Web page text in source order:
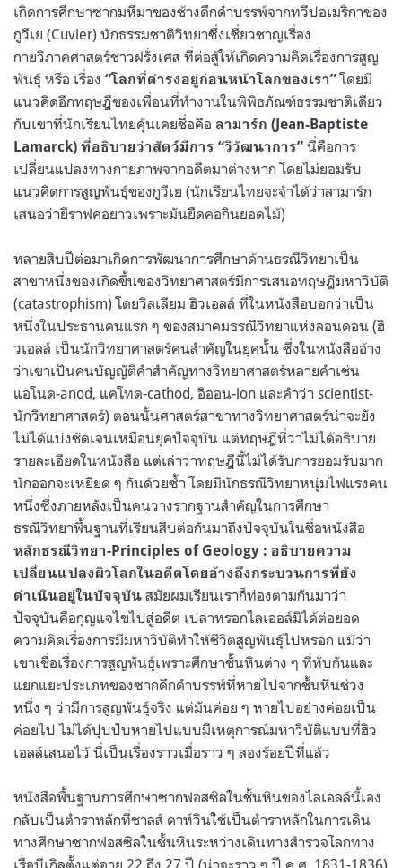
เกิดการศึกษาซากมหึมาของช้างดึกดำบรรพ์จากทวีปอเมริกาของ
กูวีเย (Cuvier) นักธรรมชาติวิทยาซึ่งเชี่ยวชาญเรื่อง
กายวิภาคศาสตร์ชาวฝรั่งเศส ที่ต่อสู้ให้เกิดความคิดเรื่องการสูญ
พันธุ์ หรือ เรื่อง “โลกที่ดำรงอยู่ก่อนหน้าโลกของเรา”โดยมี
แนวคิดอีกทฤษฎีของเพื่อนที่ทำงานในพิพิธภัณฑ์ธรรมชาติเดียว
กับเขาที่นักเรียนไทยคุ้นเคยชื่อคือ ลามาร์ก (Jean-Baptiste
Lamarck) ที่อธิบายว่าสัตว์มีการ “วิวัฒนาการ” นี่คือการ
เปลี่ยนแปลงทางกายภาพจากอดีตมาต่างหาก โดยไม่ยอมรับ
แนวคิดการสูญพันธุ์ของกูวีเย (นักเรียนไทยจะจำได้ว่าลามาร์ก
เสนอว่ายีราฟคอยาวเพราะมันยืดคอกินยอดไม้)
หลายสิบปีต่อมาเกิดการพัฒนาการศึกษาด้านธรณีวิทยาเป็น
สาขาหนึ่งของเกิดขึ้นของวิทยาศาสตร์มีการเสนอทฤษฎีมหาวิบัติ
(catastrophism)โดยวิลเลียม ฮิวเอลล์ ที่ในหนังสือบอกว่าเป็น
หนึ่งในประธานคนแรก ๆ ของสมาคมธรณีวิทยาแห่งลอนดอน (ฮิ
วเอลล์ เป็นนักวิทยาศาสตร์คนสำคัญในยุคนั้น ซึ่งในหนังสืออ้าง
ว่าเขาเป็นคนบัญญัติคำสำคัญทางวิทยาศาสตร์หลายคำเช่น
แอโนด-anod, แคโทด-cathod, อิออน-ion และคำว่า scientist-
นักวิทยาศาสตร์) ตอนนั้นศาสตร์สาขาทางวิทยาศาสตร์น่าจะยัง
ไม่ได้แบ่งชัดเจนเหมือนยุคปัจจุบัน แต่ทฤษฎีที่ว่าไม่ได้อธิบาย
รายละเอียดในหนังสือ แต่เล่าว่าทฤษฎีนี้ไม่ได้รับการยอมรับมาก
นักออกจะเหยียด ๆ กันด้วยซ้ำ โดยมีนักธรณีวิทยาหนุ่มไฟแรงคน
หนึ่งซึ่งภายหลังเป็นคนวางรากฐานสำคัญในการศึกษา
ธรณีวิทยาพื้นฐานที่เรียนสืบต่อกันมาถึงปัจจุบันในชื่อหนังสือ
หลักธรณีวิทยา-Principles of Geology : อธิบายความ
เปลี่ยนแปลงผิวโลกในอดีตโดยอ้างถึงกระบวนการที่ยัง
ดำเนินอยู่ในปัจจุบัน สมัยผมเรียนเราก็ท่องตามกันมาว่า
ปัจจุบันคือกุญแจไขไปสู่อดีต เปล่าหรอกไลเออล์มิได้ต่อยอด
ความคิดเรื่องการมีมหาวิบัติทำให้ชีวิตสูญพันธุ์ไปหรอก แม้ว่า
เขาเชื่อเรื่องการสูญพันธุ์เพราะศึกษาชั้นหินต่าง ๆ ที่ทับกันและ
แยกแยะประเภทของซากดึกดำบรรพ์ที่หายไปจากชั้นหินช่วง
หนึ่ง ๆ ว่ามีการสูญพันธุ์จริง แต่มันค่อย ๆ หายไปอย่างค่อยเป็น
ค่อยไป ไม่ได้ปุบปับหายไปแบบมีเหตุการณ์มหาวิบัติแบบที่ฮิว
เอลล์เสนอไว้ นี่เป็นเรื่องราวเมื่อราว ๆ สองร้อยปีที่แล้ว
หนังสือพื้นฐานการศึกษาซากฟอสซิลในชั้นหินของไลเอลล์นี้เอง
กลับเป็นตำราหลักที่ชาลส์ ดาห์วินใช้เป็นตำราหลักในการเดิน
ทางศึกษาซากฟอสซิลในชั้นหินระหว่างเดินทางสำรวจโลกทาง
เรือบีเกิลตั้งแต่อายุ 22 ถึง 27 ปี (น่าจะราว ๆ ปี ค.ศ. 1831-1836)